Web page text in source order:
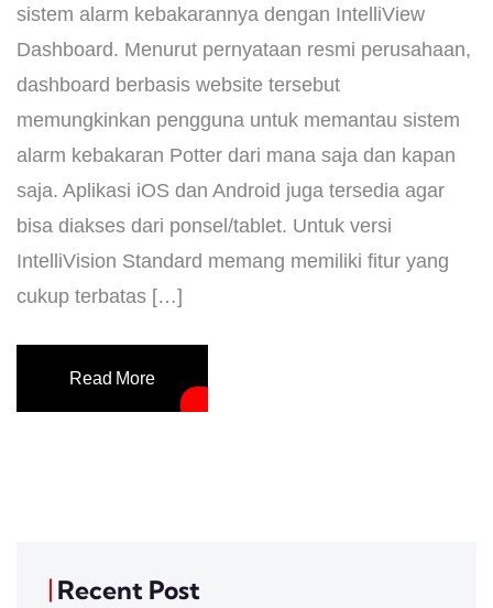
sistem alarm kebakarannya dengan IntelliView
Dashboard. Menurut pernyataan resmi perusahaan,
dashboard berbasis website tersebut
memungkinkan pengguna untuk memantau sistem
alarm kebakaran Potter dari mana saja dan kapan
saja. Aplikasi iOS dan Android juga tersedia agar
bisa diakses dari ponsel/tablet. Untuk versi
IntelliVision Standard memang memiliki fitur yang
cukup terbatas […]
Read More
Recent Post